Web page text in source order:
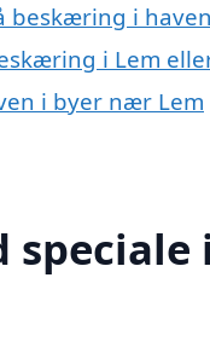
beskæring i
i Lem
i byer nær Lem